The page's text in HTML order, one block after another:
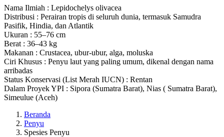
Nama Ilmiah : Lepidochelys olivacea
Distribusi : Perairan tropis di seluruh dunia, termasuk Samudra
Pasifik, Hindia, dan Atlantik
Ukuran : 55–76 cm
Berat : 36–43 kg
Makanan : Crustacea, ubur-ubur, alga, moluska
Ciri Khusus : Penyu laut yang paling umum, dikenal dengan nama
arribadas
Status Konservasi (List Merah IUCN) : Rentan
Dalam Proyek YPI : Sipora (Sumatra Barat), Nias ( Sumatra Barat),
Simeulue (Aceh)
Beranda
Penyu
Spesies Penyu